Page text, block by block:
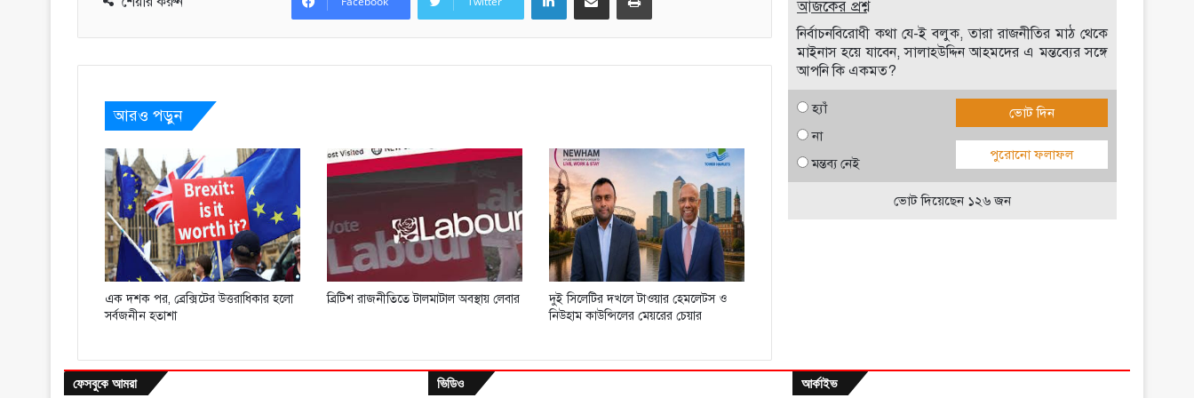
আরও পড়ুন
এক দশক পর, ব্রেক্সিটের উত্তরাধিকার হলো
সর্বজনীন হতাশা
ব্রিটিশ রাজনীতিতে টালমাটাল অবস্থায় লেবার
দুই সিলেটির দখলে টাওয়ার হেমলেট্স ও
নিউহাম কাউন্সিলের মেয়রের চেয়ার
আজকের প্রশ্ন
নির্বাচনবিরোধী কথা যে-ই বলুক, তারা রাজনীতির মাঠ থেকে
মাইনাস হয়ে যাবেন, সালাহউদ্দিন আহমদের এ মন্তব্যের সঙ্গে
আপনি কি একমত?
হ্যাঁ
না
মন্তব্য নেই
ভোট দিন
পুরোনো ফলাফল
ভোট দিয়েছেন ১২৬ জন
ফেসবুকে আমরা ভিডিও আর্কাইভ